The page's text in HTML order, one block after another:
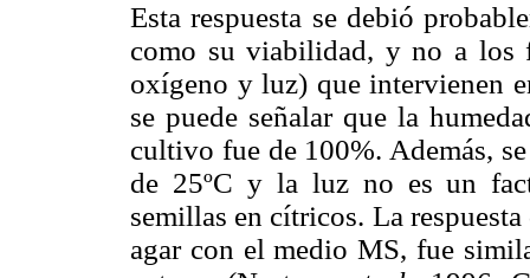
Esta respuesta se debió
como su viabilidad, y no a los
oxígeno y luz) que intervienen
se puede señalar que la
cultivo fue de 100%. Además,
de 25ºC y la luz no es un
semillas en cítricos. La
agar con el medio MS, fue